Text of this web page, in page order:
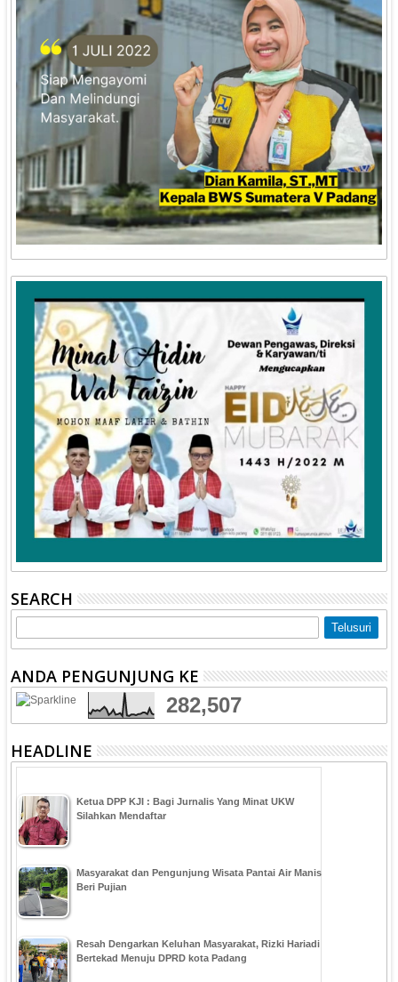
SEARCH
ANDA PENGUNJUNG KE
282,507
HEADLINE
Ketua DPP KJI : Bagi Jurnalis Yang Minat UKW
Silahkan Mendaftar
Masyarakat dan Pengunjung Wisata Pantai Air Manis
Beri Pujian
Resah Dengarkan Keluhan Masyarakat, Rizki Hariadi
Bertekad Menuju DPRD kota Padang